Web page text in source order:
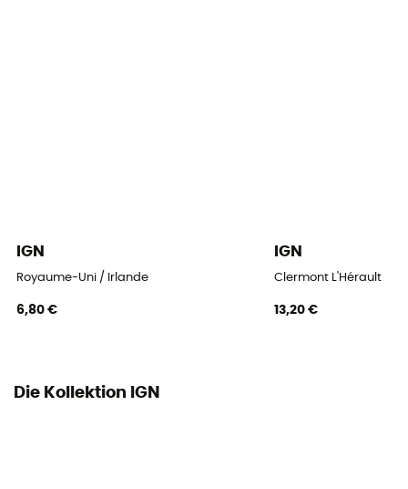
IGN
Royaume-Uni / Irlande
6,80 €
IGN
Clermont L'Hérault
13,20 €
Die Kollektion IGN